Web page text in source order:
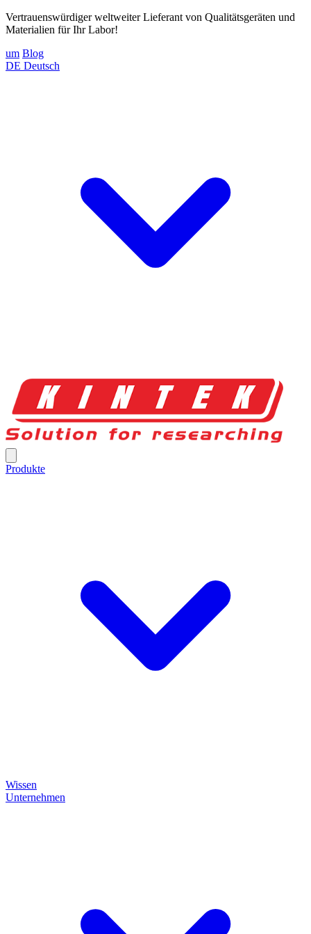
Vertrauenswürdiger weltweiter Lieferant von Qualitätsgeräten und
Materialien für Ihr Labor!
um Blog
DE Deutsch
Produkte
Wissen
Unternehmen